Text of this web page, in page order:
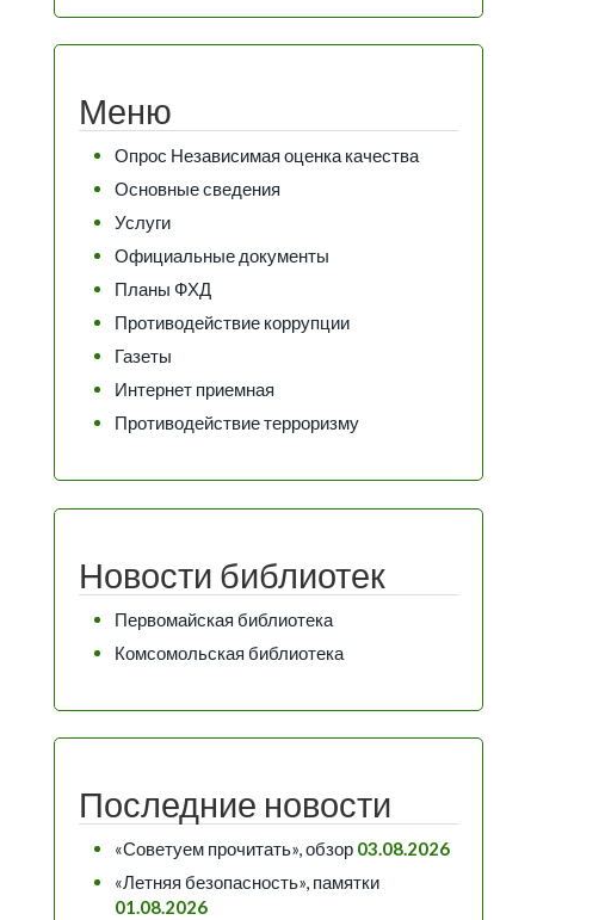
Меню
Опрос Независимая оценка качества
Основные сведения
Услуги
Официальные документы
Планы ФХД
Противодействие коррупции
Газеты
Интернет приемная
Противодействие терроризму
Новости библиотек
Первомайская библиотека
Комсомольская библиотека
Последние новости
«Советуем прочитать», обзор 03.08.2026
«Летняя безопасность», памятки
01.08.2026